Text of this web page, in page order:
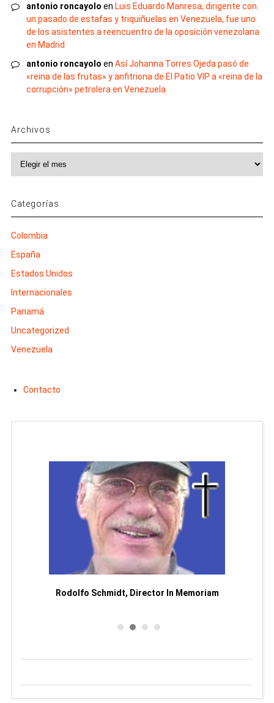
antonio roncayolo en Luis Eduardo Manresa, dirigente con
un pasado de estafas y triquiñuelas en Venezuela, fue uno
de los asistentes a reencuentro de la oposición venezolana
en Madrid
antonio roncayolo en Así Johanna Torres Ojeda pasó de
«reina de las frutas» y anfitriona de El Patio VIP a «reina de la
corrupción» petrolera en Venezuela
Archivos
Categorías
Colombia
España
Estados Unidos
Internacionales
Panamá
Uncategorized
Venezuela
Contacto
Rodolfo Schmidt, Director In Memoriam